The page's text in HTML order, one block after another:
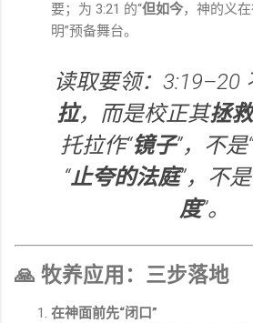
要；为 3:21 的“但如今，神的义
明”预备舞台。
读取要领：3:19–20
拉，而是校正其拯
托拉作“镜子”，不是“
“止夸的法庭”，不是
度”。
🙏 牧养应用：三步落地
在神面前先“闭口”